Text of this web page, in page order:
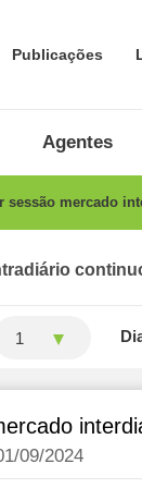
Publicações
Agentes
sessão mercado
1
09/2024